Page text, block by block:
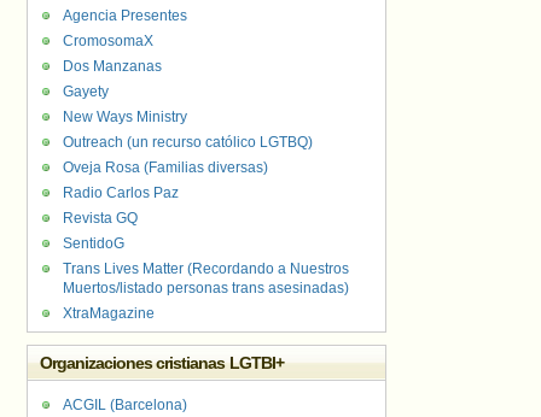
Agencia Presentes
CromosomaX
Dos Manzanas
Gayety
New Ways Ministry
Outreach (un recurso católico LGTBQ)
Oveja Rosa (Familias diversas)
Radio Carlos Paz
Revista GQ
SentidoG
Trans Lives Matter (Recordando a Nuestros
Muertos/listado personas trans asesinadas)
XtraMagazine
Organizaciones cristianas LGTBI+
ACGIL (Barcelona)